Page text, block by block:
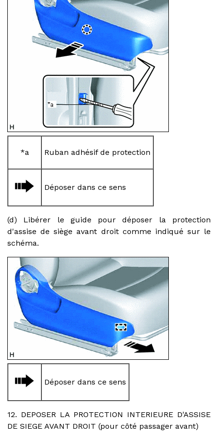
*a Ruban adhésif de protection
Déposer dans ce sens
(d) Libérer le guide pour déposer la protection
d'assise de siège avant droit comme indiqué sur le
schéma.
Déposer dans ce sens
12. DEPOSER LA PROTECTION INTERIEURE D'ASSISE
DE SIEGE AVANT DROIT (pour côté passager avant)